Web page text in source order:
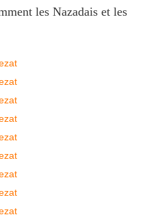
les Nazadais et les